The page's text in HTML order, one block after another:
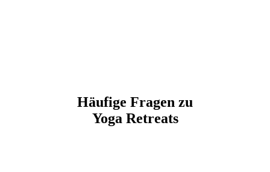
Häufige Fragen zu
Yoga Retreats